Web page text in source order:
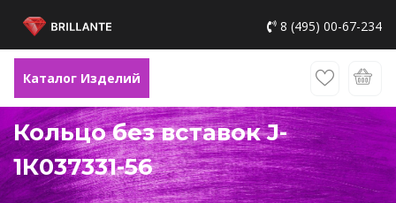
8 (495) 00-67-234
Каталог Изделий
Кольцо без вставок J-
1К037331-56